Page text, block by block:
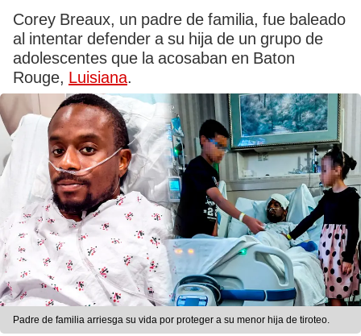
Corey Breaux, un padre de familia, fue baleado
al intentar defender a su hija de un grupo de
adolescentes que la acosaban en Baton
Rouge, Luisiana.
Padre de familia arriesga su vida por proteger a su menor hija de tiroteo.